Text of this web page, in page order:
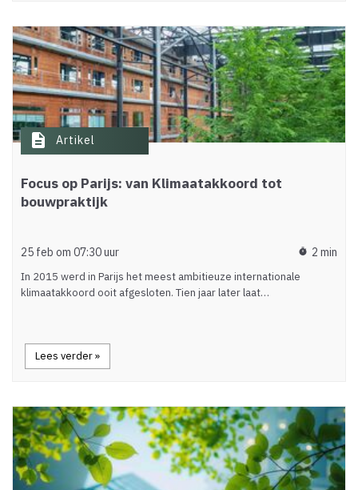
description Artikel
Focus op Parijs: van Klimaatakkoord tot
bouwpraktijk
25 feb om 07:30 uur timer 2 min
In 2015 werd in Parijs het meest ambitieuze internationale
klimaatakkoord ooit afgesloten. Tien jaar later laat…
Lees verder »